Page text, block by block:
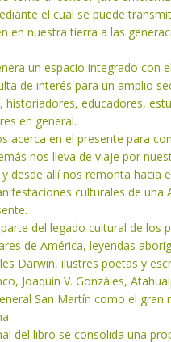
el cual se puede
en nuestra tierra a las
un espacio integrado con
de interés para un amplio
historiadores, educadores,
en general.
acerca en el presente para
nos lleva de viaje por
desde allí nos remonta hacia
culturales de una
del legado cultural de los
de América, leyendas
Darwin, ilustres poetas y
Joaquín V. Gonzáles,
San Martín como el gran
del libro se consolida una